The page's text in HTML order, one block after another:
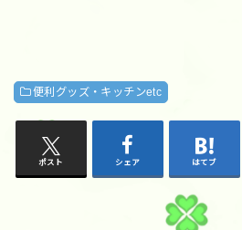
便利グッズ・キッチンetc
ポスト シェア はてブ